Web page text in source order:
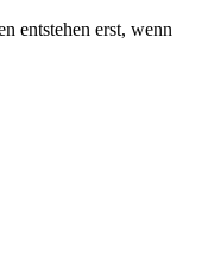
entstehen erst, wenn